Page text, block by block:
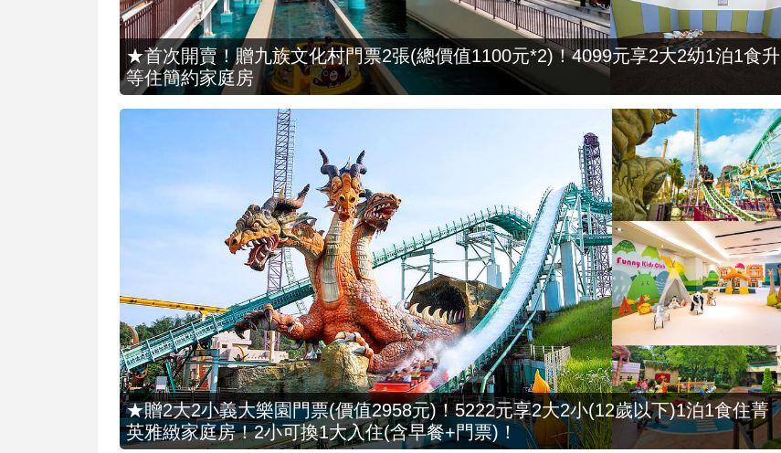
★首次開賣！贈九族文化村門票2張(總價值1100元*2)！4099元享2大2幼1泊1食升
等住簡約家庭房
★贈2大2小義大樂園門票(價值2958元)！5222元享2大2小(12歲以下)1泊1食住菁
英雅緻家庭房！2小可換1大入住(含早餐+門票)！